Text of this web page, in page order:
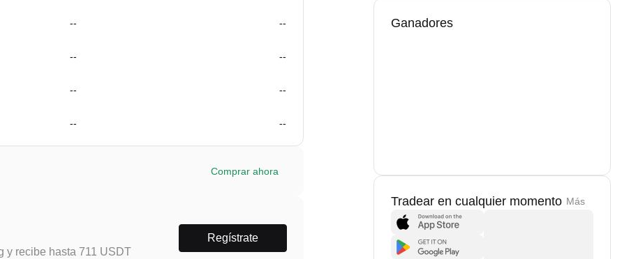
-- --
-- --
-- --
-- --
Comprar ahora
y recibe hasta 711 USDT
Regístrate
Ganadores
Tradear en cualquier momento Más